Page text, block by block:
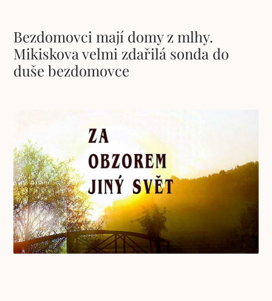
Bezdomovci mají domy z mlhy.
Mikiskova velmi zdařilá sonda do
duše bezdomovce